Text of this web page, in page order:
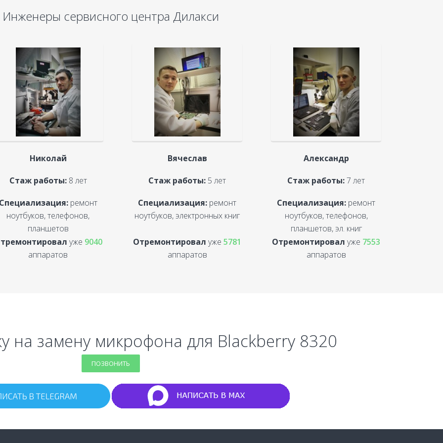
Инженеры сервисного центра Дилакси
Николай
Стаж работы:8 лет
ремонт
ноутбуков, телефонов,
планшетов
уже 9040
аппаратов
Вячеслав
Стаж работы: 5 лет
Специализация: ремонт
ноутбуков, электронных книг
Отремонтировалуже5781
аппаратов
Александр
Стаж работы:7 лет
Специализация: ремонт
ноутбуков, телефонов,
планшетов, эл. книг
Отремонтировалуже 7553
аппаратов
на замену микрофона для Blackberry 8320
ПОЗВОНИТЬ